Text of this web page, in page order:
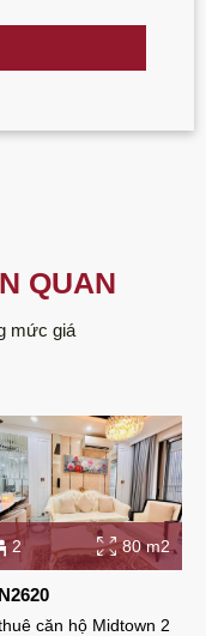
QUAN
mức giá
2 80 m2
căn hộ Midtown 2